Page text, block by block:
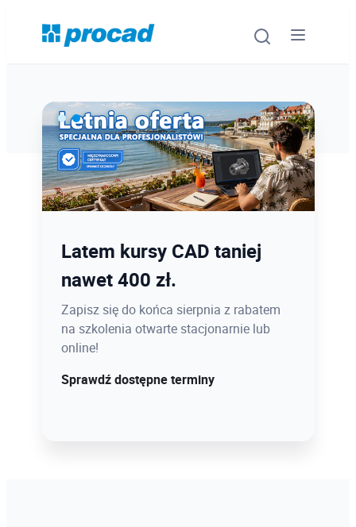
Ostatnie dni promocji Blind
Bird
12.08 o 12:08 zamykamy Blind Bird na
PROCAD EXPO 2026 - dołącz w
najlepszej cenie!
Sprawdź szczegóły!
Latem kursy CAD taniej
nawet 400 zł.
Zapisz się do końca sierpnia z rabatem
na szkolenia otwarte stacjonarnie lub
online!
Sprawdź dostępne terminy
Oprogramowanie
Szkolenia
Urządzenia i serwis